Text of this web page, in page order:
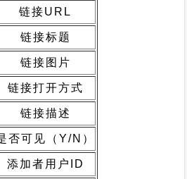
链接URL
链接标题
链接图片
链接打开方式
链接描述
否可见（Y/N）
添加者用户ID